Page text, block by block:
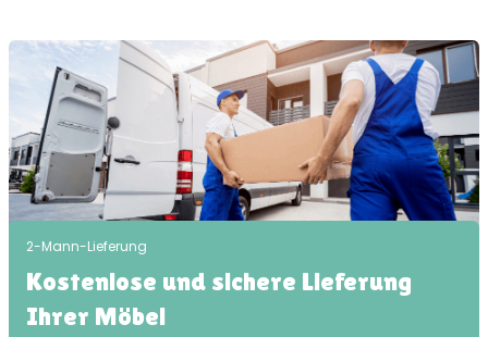
2-Mann-Lieferung
Kostenlose und sichere Lieferung
Ihrer Möbel